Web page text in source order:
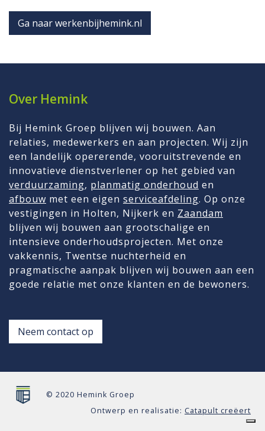
Ga naar werkenbijhemink.nl
Over Hemink
Bij Hemink Groep blijven wij bouwen. Aan
relaties, medewerkers en aan projecten. Wij zijn
een landelijk opererende, vooruitstrevende en
innovatieve dienstverlener op het gebied van
verduurzaming, planmatig onderhoud en
afbouw met een eigen serviceafdeling. Op onze
vestigingen in Holten, Nijkerk en Zaandam
blijven wij bouwen aan grootschalige en
intensieve onderhoudsprojecten. Met onze
vakkennis, Twentse nuchterheid en
pragmatische aanpak blijven wij bouwen aan een
goede relatie met onze klanten en de bewoners.
Neem contact op
© 2020 Hemink Groep
Ontwerp en realisatie: Catapult creëert